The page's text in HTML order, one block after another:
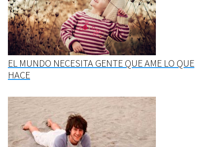
EL MUNDO NECESITA GENTE QUE AME LO QUE
HACE